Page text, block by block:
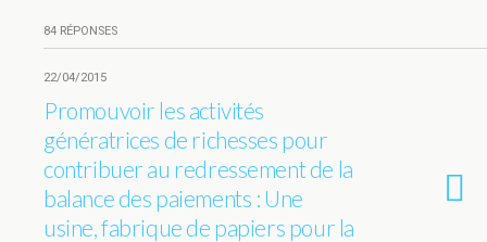
84 RÉPONSES
22/04/2015
Promouvoir les activités
génératrices de richesses pour
contribuer au redressement de la
balance des paiements : Une
usine, fabrique de papiers pour la